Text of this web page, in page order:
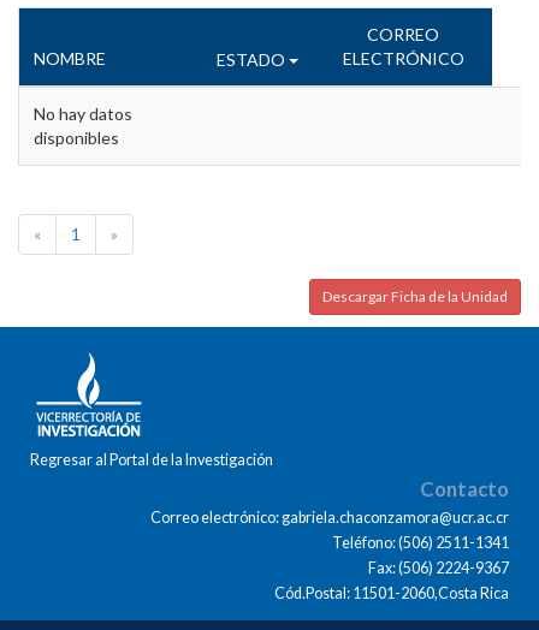
NOMBRE ESTADO
CORREO
ELECTRÓNICO
No hay datos
disponibles
« 1 »
Descargar Ficha de la Unidad
Regresar al Portal de la Investigación
Contacto
Correo electrónico: gabriela.chaconzamora@ucr.ac.cr
Teléfono: (506) 2511-1341
Fax: (506) 2224-9367
Cód.Postal: 11501-2060,Costa Rica